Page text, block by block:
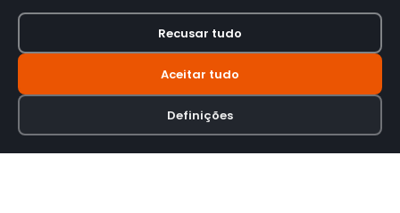
Recusar tudo
Aceitar tudo
Definições